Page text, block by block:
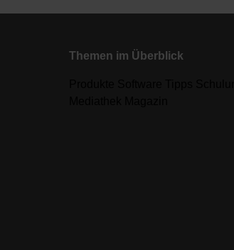
Themen im Überblick